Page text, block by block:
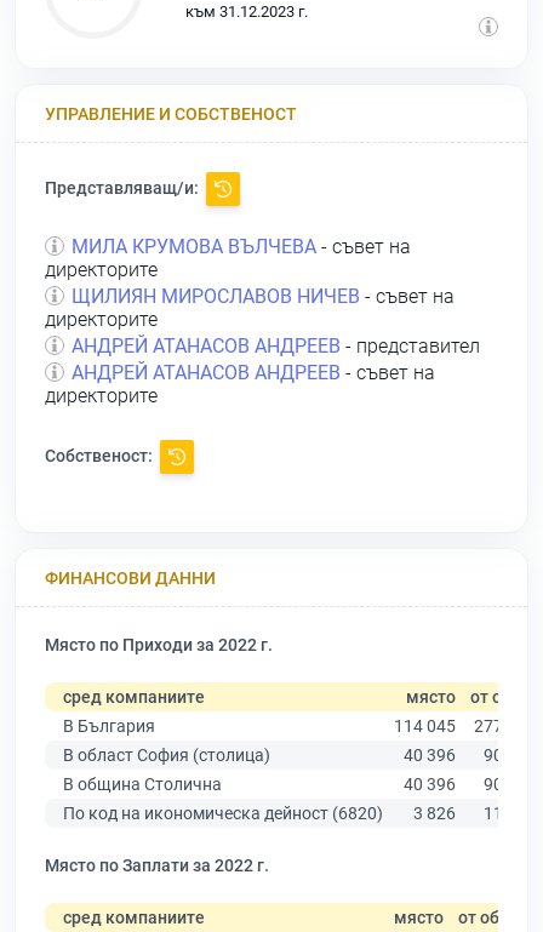
към 31.12.2023 г.
УПРАВЛЕНИЕ И СОБСТВЕНОСТ
Представляващ/и:
МИЛА КРУМОВА ВЪЛЧЕВА - съвет на
директорите
ЩИЛИЯН МИРОСЛАВОВ НИЧЕВ - съвет на
директорите
АНДРЕЙ АТАНАСОВ АНДРЕЕВ - представител
АНДРЕЙ АТАНАСОВ АНДРЕЕВ - съвет на
директорите
Собственост:
ФИНАНСОВИ ДАННИ
Място по Приходи за 2022 г.
сред компаниите място
от общо
В България
114 045
277 019
В област София (столица)
40 396
90 178
В община Столична
40 396
90 178
По код на икономическа дейност (6820)
3 826 11 940
Място по Заплати за 2022 г.
сред компаниите място от общо